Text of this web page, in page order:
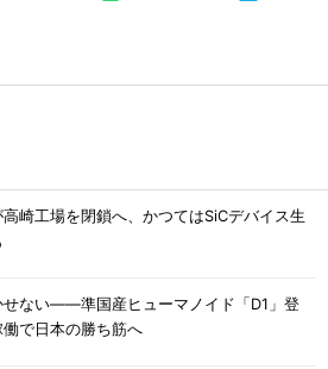
崎工場を閉鎖へ、かつてはSiCデバイス生
せない――準国産ヒューマノイド「D1」登
で日本の勝ち筋へ